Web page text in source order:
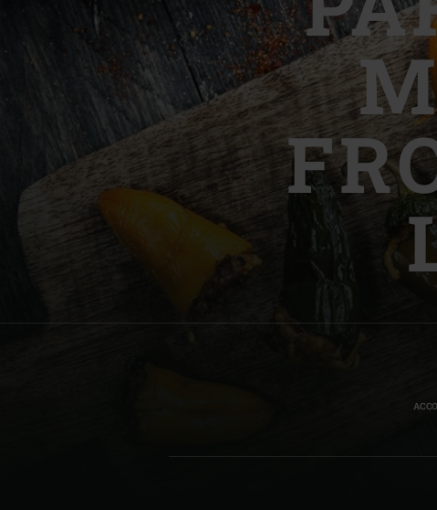
Denmark | Danmark
Estonia | Eesti
Finland | Suomi
France | France
Germany | Deutschland
Greece | Ελλάδα
Hungary | Magyarország